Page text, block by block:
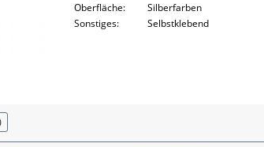
Oberfläche:
Silberfarben
Sonstiges:
Selbstklebend